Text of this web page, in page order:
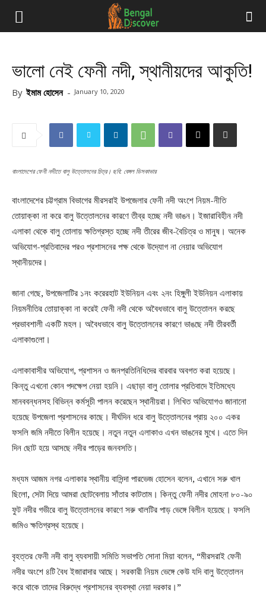
ভালো নেই ফেনী নদী, স্থানীয়দের আকুতি!
By ইমাম হোসেন - January 10, 2020
বাংলাদেশের ফেনী নদীতে বালু উত্তোলনের চিত্র। ছবি: বেঙ্গল ডিসকাভার
বাংলাদেশের চট্টগ্রাম বিভাগের মীরসরাই উপজেলার ফেনী নদী অংশে নিয়ম-নীতি
তোয়াক্কা না করে বালু উত্তোলনের কারণে তীব্র হচ্ছে নদী ভাঙন। ইজারাবিহীন নদী
এলাকা থেকে বালু তোলায় ক্ষতিগ্রস্ত হচ্ছে নদী তীরের জীব-বৈচিত্র ও মানুষ। অনেক
অভিযোগ-প্রতিবাদের পরও প্রশাসনের পক্ষ থেকে উদ্যোগ না নেয়ার অভিযোগ
স্থানীয়দের।
জানা গেছে, উপজেলাটির ১নং করেরহাট ইউনিয়ন এবং ২নং হিঙ্গুলী ইউনিয়ন এলাকায়
নিয়মনীতির তোয়াক্কা না করেই ফেনী নদী থেকে অবৈধভাবে বালু উত্তোলন করছে
প্রভাবশালী একটি মহল। অবৈধভাবে বালু উত্তোলনের কারণে ভাঙছে নদী তীরবর্তী
এলাকাগুলো।
এলাকাবাসীর অভিযোগ, প্রশাসন ও জনপ্রতিনিধিদের বারবার অবগত করা হয়েছে।
কিন্তু এখনো কোন পদক্ষেপ নেয়া হয়নি। এছাড়া বালু তোলার প্রতিবাদে ইতিমধ্যে
মানববন্ধনসহ বিভিন্ন কর্মসূচী পালন করেছেন স্থানীয়রা। লিখিত অভিযোগও জানানো
হয়েছে উপজেলা প্রশাসনের কাছে। দীর্ঘদিন ধরে বালু উত্তোলনের প্রায় ২০০ একর
ফসলি জমি নদীতে বিলীন হয়েছে। নতুন নতুন এলাকাও এখন ভাঙনের মুখে। এতে দিন
দিন ছোট হয়ে আসছে নদীর পাড়ের জনবসতি।
মধ্যম আজম নগর এলাকার স্থানীয় বাসিন্দা পারভেজ হোসেন বলেন, এখানে সরু খাল
ছিলো, সেটা দিয়ে আমরা ছোটবেলায় সাঁতার কাটতাম। কিন্তু ফেনী নদীর মোহনা ৮০-৯০
ফুট নদীর গভীরে বালু উত্তোলনের কারণে সরু খালটির পাড় ভেঙ্গে বিলীন হয়েছে। ফসলি
জমিও ক্ষতিগ্রস্থ হয়েছে।
বৃহত্তর ফেনী নদী বালু ব্যবসায়ী সমিতি সভাপতি সোনা মিয়া বলেন, “মীরসরাই ফেনী
নদীর অংশে ৪টি বৈধ ইজারাদার আছে। সরকারী নিয়ম ভেঙ্গে কেউ যদি বালু উত্তোলন
করে থাকে তাদের বিরুদ্ধে প্রশাসনের ব্যবস্থা নেয়া দরকার।”